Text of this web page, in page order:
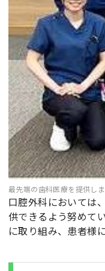
最先端の歯科医療を提供し
口腔外科においては
供できるよう努めて
に取り組み、患者様